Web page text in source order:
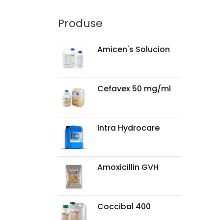
Produse
Amicen's Solucion
Cefavex 50 mg/ml
Intra Hydrocare
Amoxicillin GVH
Coccibal 400